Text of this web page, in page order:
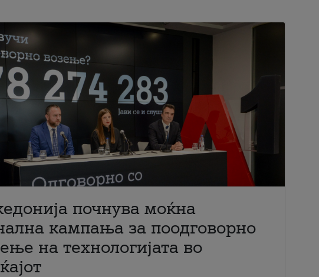
почнува моќна
кампања за поодговорно
на технологијата во